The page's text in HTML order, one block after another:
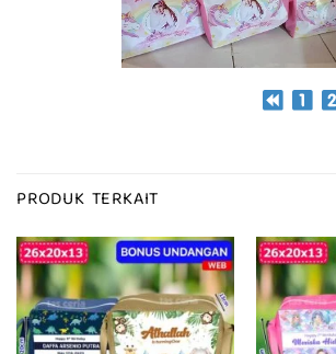
PRODUK TERKAIT